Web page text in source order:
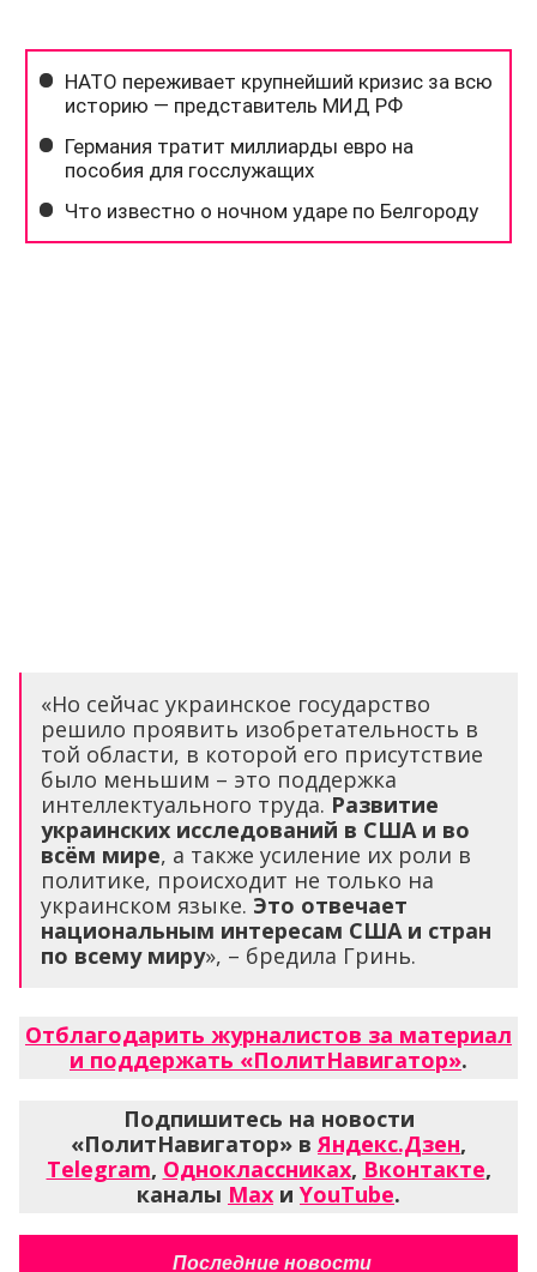
«Но сейчас украинское государство
решило проявить изобретательность в
той области, в которой его присутствие
было меньшим – это поддержка
интеллектуального труда. Развитие
украинских исследований в США и во
всём мире, а также усиление их роли в
политике, происходит не только на
украинском языке. Это отвечает
национальным интересам США и стран
по всему миру», – бредила Гринь.
Отблагодарить журналистов за материал
и поддержать «ПолитНавигатор».
Подпишитесь на новости
«ПолитНавигатор» вЯндекс.Дзен,
Telegram, Одноклассниках, Вконтакте,
каналы Max и YouTube.
Последние новости